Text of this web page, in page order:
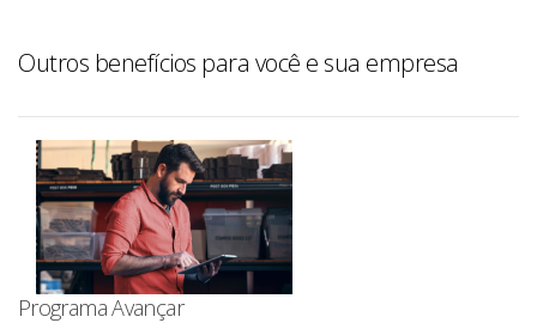
Outros benefícios para você e sua empresa
Programa Avançar